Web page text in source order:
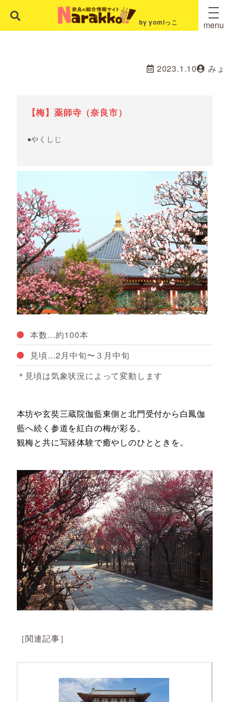
by yomiっこ menu
2023.1.10 みょ
【梅】薬師寺（奈良市）
●やくしじ
本数…約100本
見頃…2月中旬〜３月中旬
＊見頃は気象状況によって変動します
本坊や玄奘三蔵院伽藍東側と北門受付から白鳳伽
藍へ続く参道を紅白の梅が彩る。
観梅と共に写経体験で癒やしのひとときを。
［関連記事］